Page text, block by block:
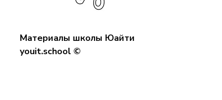
Материалы школы Юайти
youit.school ©